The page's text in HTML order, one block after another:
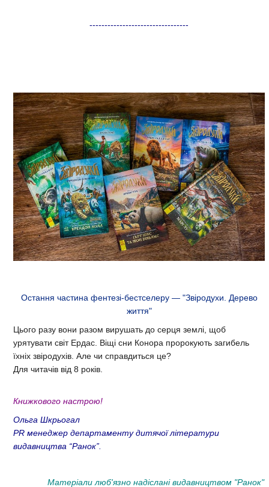
---------------------------------
Остання частина фентезі-бестселеру — "Звіродухи. Дерево
життя"
Цього разу вони разом вирушать до серця землі, щоб
урятувати світ Ердас. Віщі сни Конора пророкують загибель
їхніх звіродухів. Але чи справдиться це?
Для читачів від 8 років.
Книжкового настрою!
Ольга Шкрьогал
PR менеджер департаменту дитячої літератури
видавництва “Ранок”.
Матеріали люб'язно надіслані видавництвом "Ранок"